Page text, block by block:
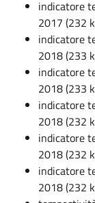
indicatore
2017 (232
indicatore
2018 (233
indicatore
2018 (233
indicatore
2018 (232
indicatore
2018 (232
indicatore
2018 (232